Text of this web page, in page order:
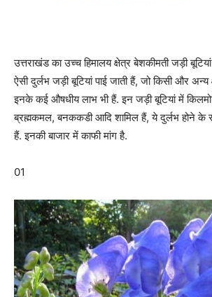
उत्तराखंड का उच्च हिमालय क्षेत्र बेशकीमती जड़ी
ऐसी दुर्लभ जड़ी बूटियां पाई जाती हैं, जो किसी और अन्य
इनके कई औषधीय लाभ भी हैं. इन जड़ी बूटियां में
ब्रह्मकमल, बनककडी आदि शामिल हैं, ये दुर्लभ होने के
हैं. इनकी बाजार में काफी मांग है.
01